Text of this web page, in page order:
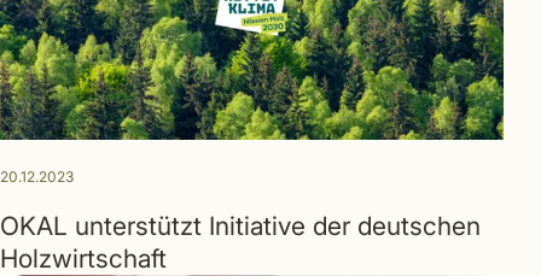
20.12.2023
OKAL unterstützt Initiative der deutschen
Holzwirtschaft